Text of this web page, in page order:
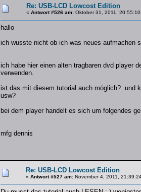
Re: USB-LCD Lowcost Edition
« Antwort #526 am: Oktober 31, 2011,
hallo
ich wusste nicht ob ich was neues aufmachen
ich habe hier einen alten tragbaren dvd player
verwenden.
ist das mit diesem tutorial auch möglich? und
usw?
bei dem player handelt es sich um folgendes
mfg dennis
Re: USB-LCD Lowcost Edition
« Antwort #527 am: November 4, 2011,